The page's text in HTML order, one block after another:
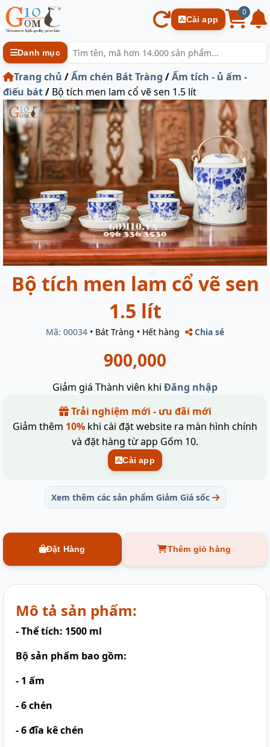
Cài app
0
Danh mục
Trang chủ /Ấm chén Bát Tràng /Ấm tích - ủ ấm -
điếu bát/ Bộ tích men lam cổ vẽ sen 1.5 lít
Bộ tích men lam cổ vẽ sen
1.5 lít
Mã: 00034 • Bát Tràng • Hết hàng Chia sẻ
900,000
Giảm giá Thành viên khi Đăng nhập
Trải nghiệm mới - ưu đãi mới
Giảm thêm 10% khi cài đặt website ra màn hình chính
và đặt hàng từ app Gốm 10.
Cài app
Xem thêm các sản phẩm Giảm Giá sốc
Đặt Hàng Thêm giỏ hàng
Mô tả sản phẩm:
- Thể tích: 1500 ml
Bộ sản phẩm bao gồm:
- 1 ấm
- 6 chén
- 6 đĩa kê chén